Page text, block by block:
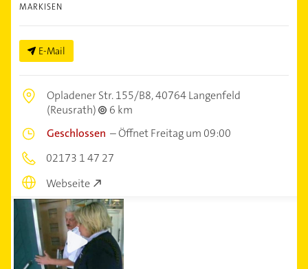
MARKISEN
E-Mail
Opladener Str. 155/B8,40764 Langenfeld
(Reusrath)
6 km
Geschlossen –Öffnet Freitag um 09:00
02173 1 47 27
Webseite